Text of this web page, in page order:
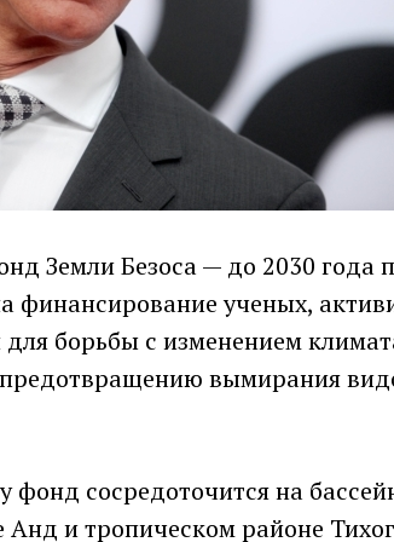
Земли Безоса — до 2030 года
финансирование ученых,
борьбы с изменением
предотвращению вымирания
фонд сосредоточится на
и тропическом районе